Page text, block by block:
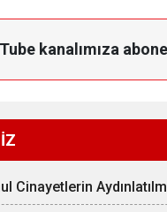
kanalımıza
Cinayetlerin